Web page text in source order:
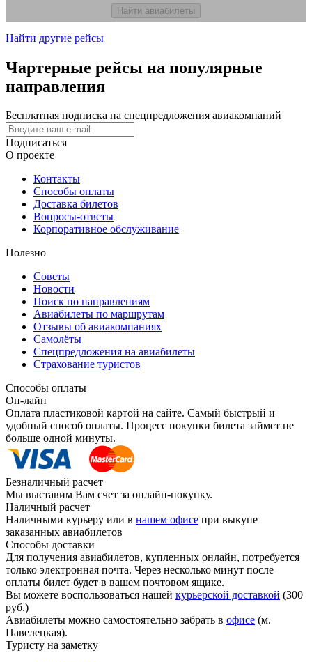
Найти авиабилеты
Найти другие рейсы
Чартерные рейсы на популярные
направления
Бесплатная подписка на спецпредложения авиакомпаний
Подписаться
О проекте
Контакты
Способы оплаты
Доставка билетов
Вопросы-ответы
Корпоративное обслуживание
Полезно
Советы
Новости
Поиск по направлениям
Авиабилеты по маршрутам
Отзывы об авиакомпаниях
Самолёты
Спецпредложения на авиабилеты
Страхование туристов
Способы оплаты
Он-лайн
Оплата пластиковой картой на сайте. Самый быстрый и
удобный способ оплаты. Процесс покупки билета займет не
больше одной минуты.
Безналичный расчет
Мы выставим Вам счет за онлайн-покупку.
Наличный расчет
Наличными курьеру или в нашем офисе при выкупе
заказанных авиабилетов
Способы доставки
Для получения авиабилетов, купленных онлайн, потребуется
только электронная почта. Через несколько минут после
оплаты билет будет в вашем почтовом ящике.
Вы можете воспользоваться нашей курьерской доставкой (300
руб.)
Авиабилеты можно самостоятельно забрать в офисе (м.
Павелецкая).
Туристу на заметку